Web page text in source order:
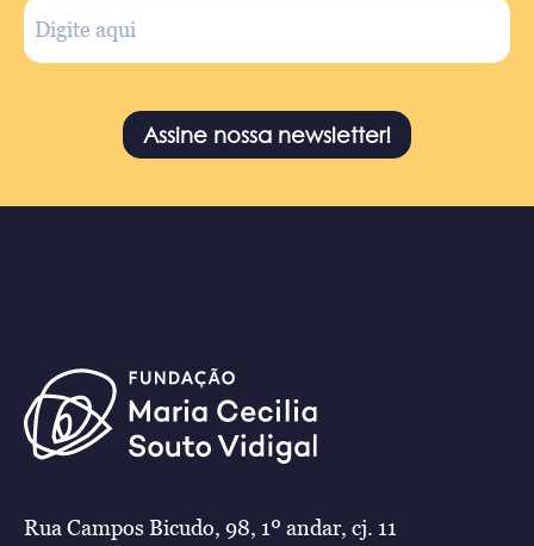
Assine nossa newsletter!
Rua Campos Bicudo, 98, 1º andar, cj. 11